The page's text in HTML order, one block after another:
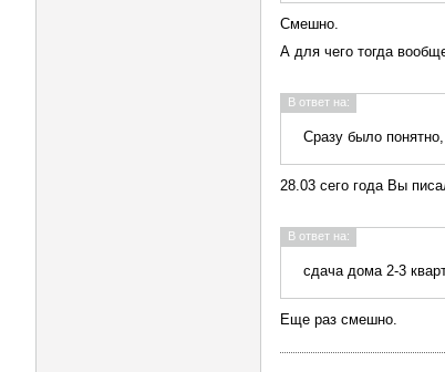
Смешно.
А для чего тогда
В ответ на:
Сразу было
28.03 сего года Вы
В ответ на:
сдача дома 2-3
Еще раз смешно.